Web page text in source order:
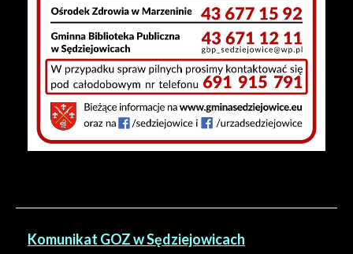
Komunikat GOZ w Sędziejowicach